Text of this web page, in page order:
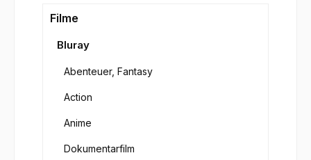
Filme
Bluray
Abenteuer, Fantasy
Action
Anime
Dokumentarfilm